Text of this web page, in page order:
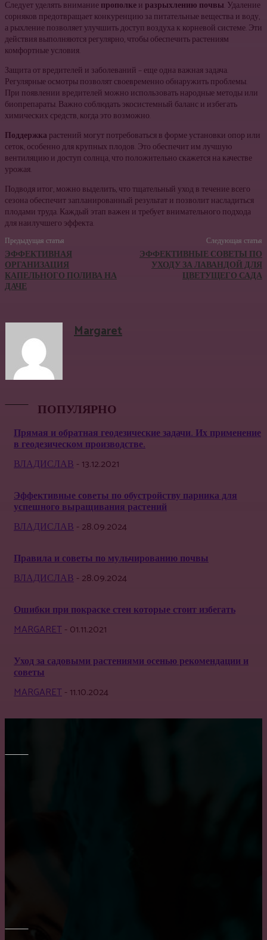
Следует уделять вниманиепрополкеи разрыхлению почвы . Удаление
сорняков предотвращает конкуренцию за питательные вещества и воду,
а рыхление позволяет улучшить доступ воздуха к корневой системе. Эти
действия выполняются регулярно, чтобы обеспечить растениям
комфортные условия.
Защита от вредителей и заболеваний – еще одна важная задача.
Регулярные осмотры позволят своевременно обнаружить проблемы.
При появлении вредителей можно использовать народные методы или
биопрепараты. Важно соблюдать экосистемный баланс и избегать
химических средств, когда это возможно.
Поддержка растений могут потребоваться в форме установки опор или
сеток, особенно для крупных плодов. Это обеспечит им лучшую
вентиляцию и доступ солнца, что положительно скажется на качестве
урожая.
Подводя итог, можно выделить, что тщательный уход в течение всего
сезона обеспечит запланированный результат и позволит насладиться
плодами труда. Каждый этап важен и требует внимательного подхода
для наилучшего эффекта.
Предыдущая статья
ЭФФЕКТИВНАЯ
ОРГАНИЗАЦИЯ
КАПЕЛЬНОГО ПОЛИВА НА
ДАЧЕ
Следующая статья
ЭФФЕКТИВНЫЕ СОВЕТЫ ПО
УХОДУ ЗА ЛАВАНДОЙ ДЛЯ
ЦВЕТУЩЕГО САДА
Margaret
ПОПУЛЯРНО
Прямая и обратная геодезические задачи. Их применение
в геодезическом производстве.
ВЛАДИСЛАВ- 13.12.2021
Эффективные советы по обустройству парника для
успешного выращивания растений
ВЛАДИСЛАВ- 28.09.2024
Правила и советы по мульчированию почвы
ВЛАДИСЛАВ- 28.09.2024
Ошибки при покраске стен которые стоит избегать
MARGARET- 01.11.2021
Уход за садовыми растениями осенью рекомендации и
советы
MARGARET- 11.10.2024